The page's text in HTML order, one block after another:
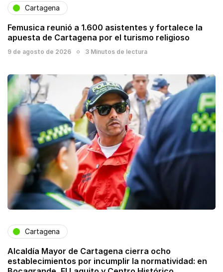
Cartagena
Femusica reunió a 1.600 asistentes y fortalece la
apuesta de Cartagena por el turismo religioso
9 de agosto de 2026 3 Minutos de lectura
Cartagena
Alcaldía Mayor de Cartagena cierra ocho
establecimientos por incumplir la normatividad: en